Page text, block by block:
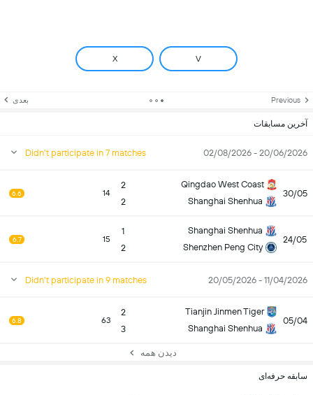
V
X
Previous بعدی
آخرین مسابقات
20/06/2026 - 02/08/2026
Didn't participate in 7 matches
30/05
Qingdao West Coast
Shanghai Shenhua
2
2
14
6.6
24/05
Shanghai Shenhua
Shenzhen Peng City
1
2
15
6.7
11/04/2026 - 20/05/2026
Didn't participate in 9 matches
05/04
Tianjin Jinmen Tiger
Shanghai Shenhua
2
3
63
6.8
دیدن همه
سابقه حرفه‌ای